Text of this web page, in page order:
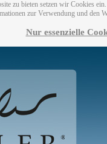
zu bieten setzen wir Cookies
zur Verwendung und den
Nur essenzielle